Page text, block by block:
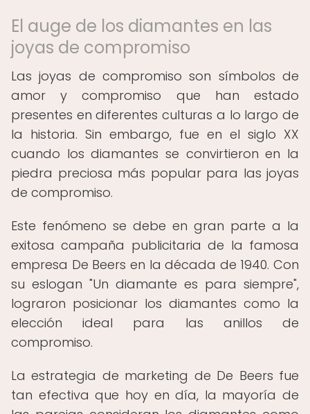
El auge de los diamantes en las
joyas de compromiso
Las joyas de compromiso son símbolos de
amor y compromiso que han estado
presentes en diferentes culturas a lo largo de
la historia. Sin embargo, fue en el siglo XX
cuando los diamantes se convirtieron en la
piedra preciosa más popular para las joyas
de compromiso.
Este fenómeno se debe en gran parte a la
exitosa campaña publicitaria de la famosa
empresa De Beers en la década de 1940. Con
su eslogan "Un diamante es para siempre",
lograron posicionar los diamantes como la
elección ideal para las anillos de
compromiso.
La estrategia de marketing de De Beers fue
tan efectiva que hoy en día, la mayoría de